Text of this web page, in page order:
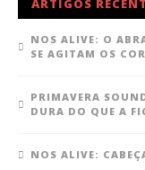
ARTIGOS
NOS ALIVE: O
SE AGITAM OS
PRIMAVERA
DURA DO QUE A
NOS ALIVE: